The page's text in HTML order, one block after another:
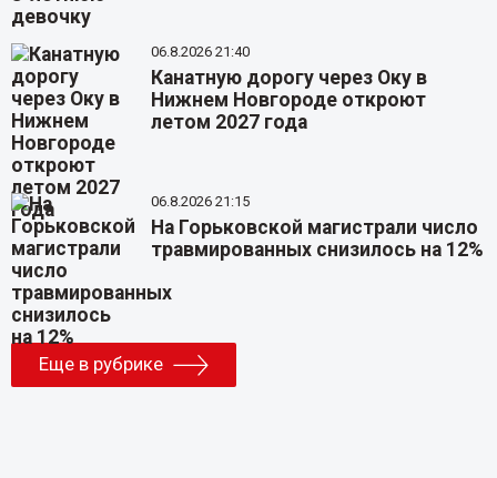
06.8.2026 21:40
Канатную дорогу через Оку в
Нижнем Новгороде откроют
летом 2027 года
06.8.2026 21:15
На Горьковской магистрали число
травмированных снизилось на 12%
Еще в рубрике